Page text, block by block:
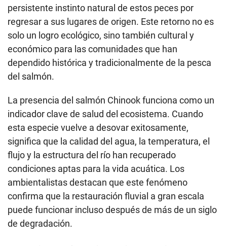
persistente instinto natural de estos peces por
regresar a sus lugares de origen. Este retorno no es
solo un logro ecológico, sino también cultural y
económico para las comunidades que han
dependido histórica y tradicionalmente de la pesca
del salmón.
La presencia del salmón Chinook funciona como un
indicador clave de salud del ecosistema. Cuando
esta especie vuelve a desovar exitosamente,
significa que la calidad del agua, la temperatura, el
flujo y la estructura del río han recuperado
condiciones aptas para la vida acuática. Los
ambientalistas destacan que este fenómeno
confirma que la restauración fluvial a gran escala
puede funcionar incluso después de más de un siglo
de degradación.